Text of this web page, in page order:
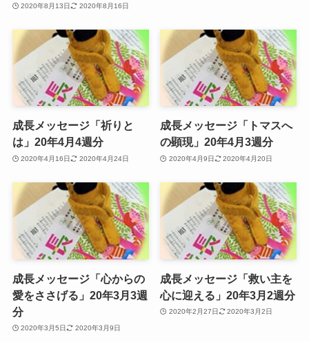
2020年8月13日 2020年8月16日
成長メッセージ「祈りと
は」20年4月4週分
2020年4月16日 2020年4月24日
成長メッセージ「トマスへ
の顕現」20年4月3週分
2020年4月9日 2020年4月20日
成長メッセージ「心からの
愛をささげる」20年3月3週
分
2020年3月5日 2020年3月9日
成長メッセージ「救い主を
心に迎える」20年3月2週分
2020年2月27日 2020年3月2日